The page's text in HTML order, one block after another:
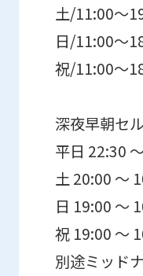
土/11:00～
日/11:00～
祝/11:00～
深夜早朝セ
平日 22:30
土 20:00 ～
日 19:00 ～
祝 19:00 ～
別途ミッド